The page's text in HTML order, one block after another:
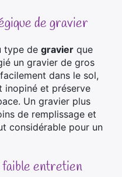
de gravier
type de gravier que
un gravier de gros
dans le sol,
inopiné et préserve
Un gravier plus
de remplissage et
considérable pour un
entretien